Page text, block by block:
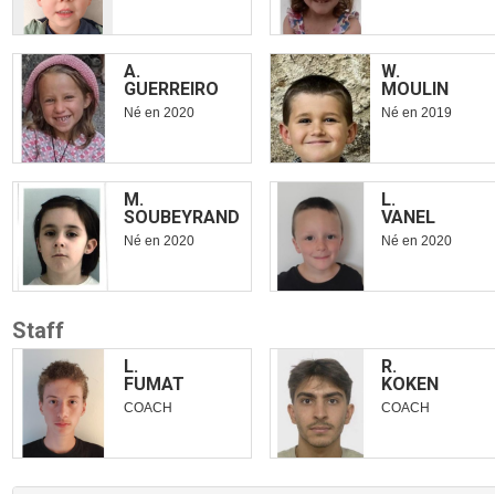
A.
GUERREIRO
Né en 2020
W.
MOULIN
Né en 2019
M.
SOUBEYRAND
Né en 2020
L.
VANEL
Né en 2020
Staff
L.
FUMAT
COACH
R.
KOKEN
COACH